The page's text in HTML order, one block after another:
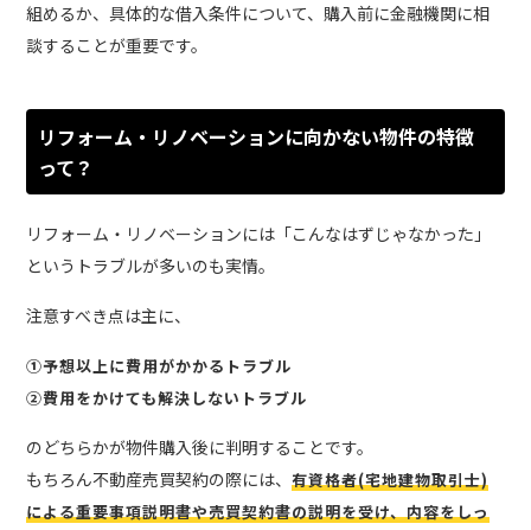
組めるか、具体的な借入条件について、購入前に金融機関に相
談することが重要です。
リフォーム・リノベーションに向かない物件の特徴
って？
リフォーム・リノベーションには「こんなはずじゃなかった」
というトラブルが多いのも実情。
注意すべき点は主に、
①予想以上に費用がかかるトラブル
②費用をかけても解決しないトラブル
のどちらかが物件購入後に判明することです。
もちろん不動産売買契約の際には、有資格者(宅地建物取引士)
による重要事項説明書や売買契約書の説明を受け、内容をしっ